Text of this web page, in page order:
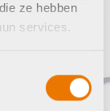
ze hebben
services.